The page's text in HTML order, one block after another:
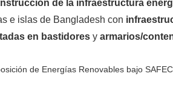
de la infraestructura
e islas de Bangladesh con
en bastidores y armarios/